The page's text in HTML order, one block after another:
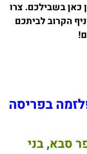
כאן בשבילכם. צרו
הקרוב לביתכם
בפריסה
סבא,בני